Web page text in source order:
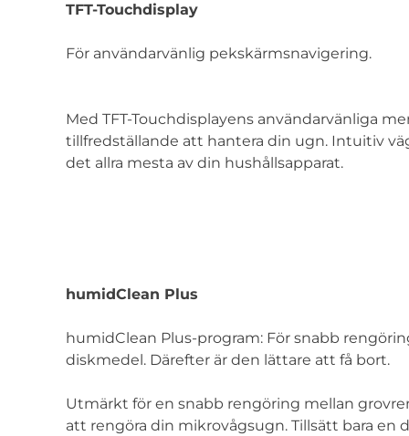
TFT-Touchdisplay
För användarvänlig pekskärmsnavigering.
Med TFT-Touchdisplayens användarvänliga
tillfredställande att hantera din ugn. Intuitiv
det allra mesta av din hushållsapparat.
humidClean Plus
humidClean Plus-program: För snabb
diskmedel. Därefter är den lättare att få bort.
Utmärkt för en snabb rengöring mellan
att rengöra din mikrovågsugn. Tillsätt bara en